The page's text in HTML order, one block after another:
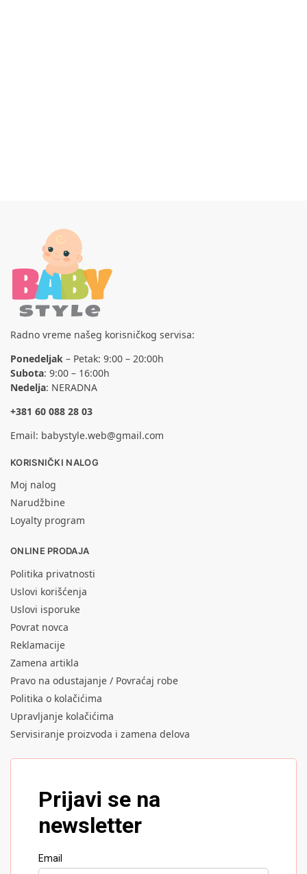
Radno vreme našeg korisničkog servisa:
Ponedeljak – Petak: 9:00 – 20:00h
Subota: 9:00 – 16:00h
Nedelja: NERADNA
+381 60 088 28 03
Email: babystyle.web@gmail.com
KORISNIČKI NALOG
Moj nalog
Narudžbine
Loyalty program
ONLINE PRODAJA
Politika privatnosti
Uslovi korišćenja
Uslovi isporuke
Povrat novca
Reklamacije
Zamena artikla
Pravo na odustajanje / Povraćaj robe
Politika o kolačićima
Upravljanje kolačićima
Servisiranje proizvoda i zamena delova